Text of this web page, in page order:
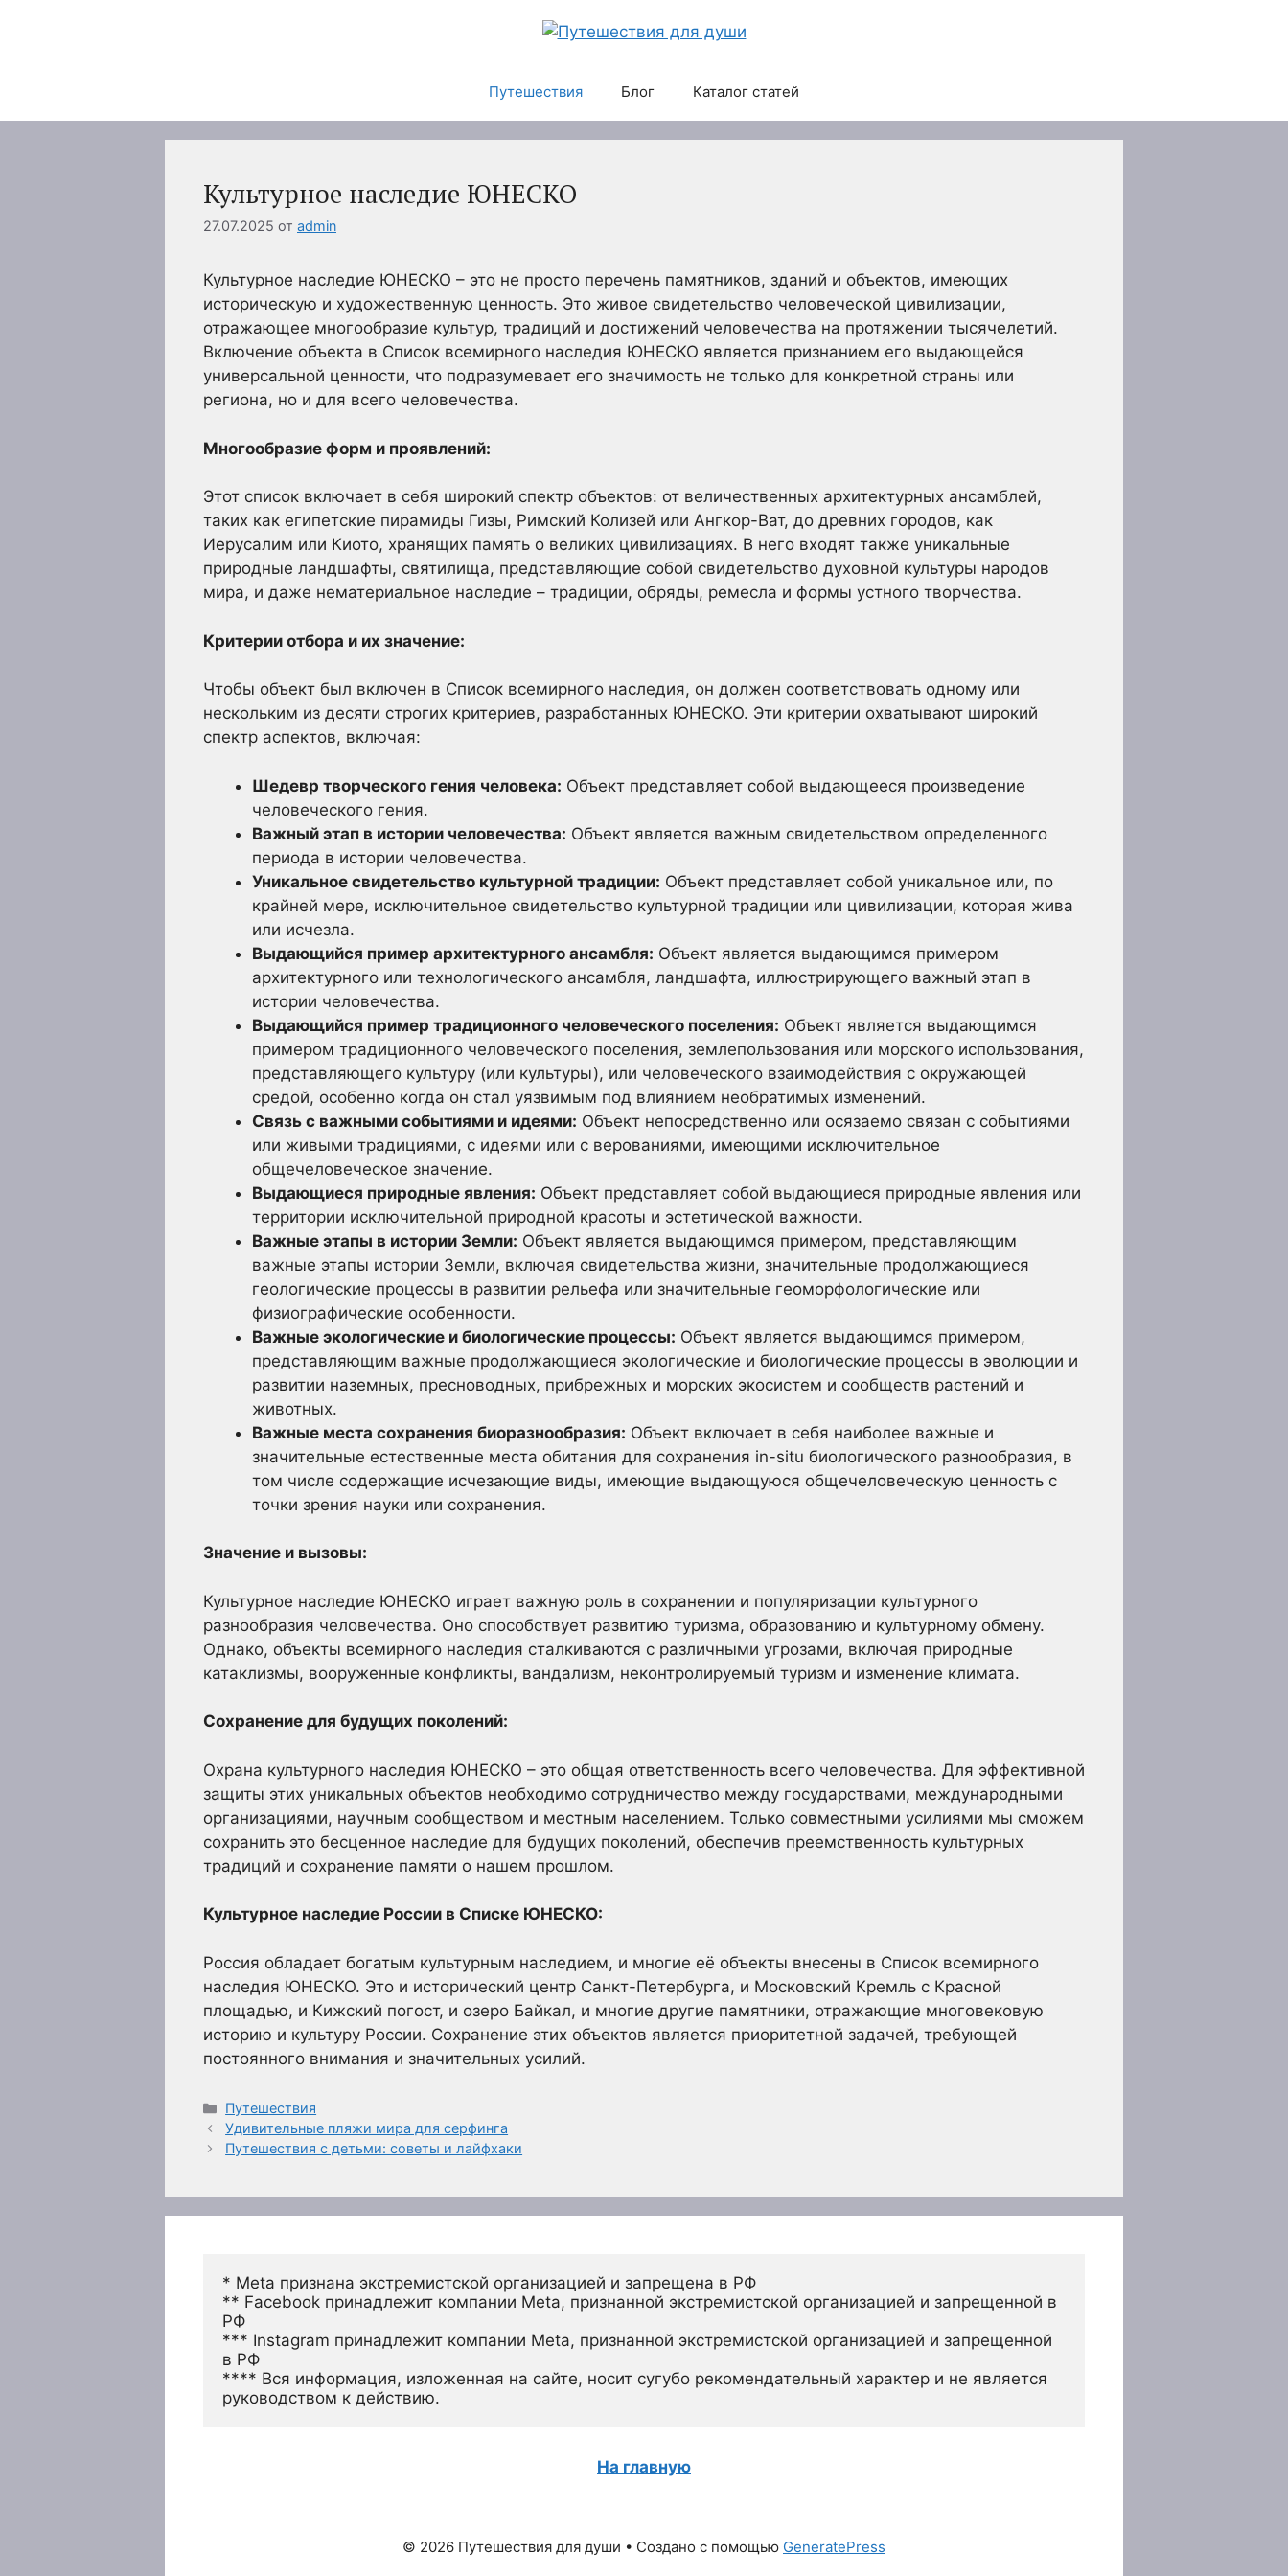
Путешествия Блог Каталог статей
Культурное наследие ЮНЕСКО
27.07.2025 от admin
Культурное наследие ЮНЕСКО – это не просто перечень памятников, зданий и объектов, имеющих
историческую и художественную ценность. Это живое свидетельство человеческой цивилизации,
отражающее многообразие культур, традиций и достижений человечества на протяжении тысячелетий.
Включение объекта в Список всемирного наследия ЮНЕСКО является признанием его выдающейся
универсальной ценности, что подразумевает его значимость не только для конкретной страны или
региона, но и для всего человечества.
Многообразие форм и проявлений:
Этот список включает в себя широкий спектр объектов: от величественных архитектурных ансамблей,
таких как египетские пирамиды Гизы, Римский Колизей или Ангкор-Ват, до древних городов, как
Иерусалим или Киото, хранящих память о великих цивилизациях. В него входят также уникальные
природные ландшафты, святилища, представляющие собой свидетельство духовной культуры народов
мира, и даже нематериальное наследие – традиции, обряды, ремесла и формы устного творчества.
Критерии отбора и их значение:
Чтобы объект был включен в Список всемирного наследия, он должен соответствовать одному или
нескольким из десяти строгих критериев, разработанных ЮНЕСКО. Эти критерии охватывают широкий
спектр аспектов, включая:
Шедевр творческого гения человека: Объект представляет собой выдающееся произведение
человеческого гения.
Важный этап в истории человечества: Объект является важным свидетельством определенного
периода в истории человечества.
Уникальное свидетельство культурной традиции: Объект представляет собой уникальное или, по
крайней мере, исключительное свидетельство культурной традиции или цивилизации, которая жива
или исчезла.
Выдающийся пример архитектурного ансамбля: Объект является выдающимся примером
архитектурного или технологического ансамбля, ландшафта, иллюстрирующего важный этап в
истории человечества.
Выдающийся пример традиционного человеческого поселения: Объект является выдающимся
примером традиционного человеческого поселения, землепользования или морского использования,
представляющего культуру (или культуры), или человеческого взаимодействия с окружающей
средой, особенно когда он стал уязвимым под влиянием необратимых изменений.
Связь с важными событиями и идеями: Объект непосредственно или осязаемо связан с событиями
или живыми традициями, с идеями или с верованиями, имеющими исключительное
общечеловеческое значение.
Выдающиеся природные явления: Объект представляет собой выдающиеся природные явления или
территории исключительной природной красоты и эстетической важности.
Важные этапы в истории Земли: Объект является выдающимся примером, представляющим
важные этапы истории Земли, включая свидетельства жизни, значительные продолжающиеся
геологические процессы в развитии рельефа или значительные геоморфологические или
физиографические особенности.
Важные экологические и биологические процессы: Объект является выдающимся примером,
представляющим важные продолжающиеся экологические и биологические процессы в эволюции и
развитии наземных, пресноводных, прибрежных и морских экосистем и сообществ растений и
животных.
Важные места сохранения биоразнообразия: Объект включает в себя наиболее важные и
значительные естественные места обитания для сохранения in-situ биологического разнообразия, в
том числе содержащие исчезающие виды, имеющие выдающуюся общечеловеческую ценность с
точки зрения науки или сохранения.
Значение и вызовы:
Культурное наследие ЮНЕСКО играет важную роль в сохранении и популяризации культурного
разнообразия человечества. Оно способствует развитию туризма, образованию и культурному обмену.
Однако, объекты всемирного наследия сталкиваются с различными угрозами, включая природные
катаклизмы, вооруженные конфликты, вандализм, неконтролируемый туризм и изменение климата.
Сохранение для будущих поколений:
Охрана культурного наследия ЮНЕСКО – это общая ответственность всего человечества. Для эффективной
защиты этих уникальных объектов необходимо сотрудничество между государствами, международными
организациями, научным сообществом и местным населением. Только совместными усилиями мы сможем
сохранить это бесценное наследие для будущих поколений, обеспечив преемственность культурных
традиций и сохранение памяти о нашем прошлом.
Культурное наследие России в Списке ЮНЕСКО:
Россия обладает богатым культурным наследием, и многие её объекты внесены в Список всемирного
наследия ЮНЕСКО. Это и исторический центр Санкт-Петербурга, и Московский Кремль с Красной
площадью, и Кижский погост, и озеро Байкал, и многие другие памятники, отражающие многовековую
историю и культуру России. Сохранение этих объектов является приоритетной задачей, требующей
постоянного внимания и значительных усилий.
Рубрики
Путешествия
Удивительные пляжи мира для серфинга
Путешествия с детьми: советы и лайфхаки
* Meta признана экстремистской организацией и запрещена в РФ
** Facebook принадлежит компании Meta, признанной экстремистской организацией и запрещенной в
РФ
*** Instagram принадлежит компании Meta, признанной экстремистской организацией и запрещенной
в РФ
**** Вся информация, изложенная на сайте, носит сугубо рекомендательный характер и не является
руководством к действию.
На главную
© 2026 Путешествия для души • Создано с помощью GeneratePress